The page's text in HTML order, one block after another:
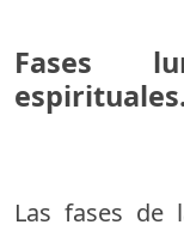
Fases
Las fases de